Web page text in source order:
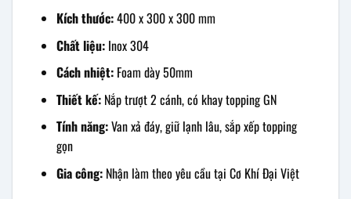
Kích thước:400 x 300 x 300 mm
Chất liệu:Inox 304
Cách nhiệt:Foam dày 50mm
Thiết kế:Nắp trượt 2 cánh, có khay topping GN
Tính năng:Van xả đáy, giữ lạnh lâu, sắp xếp topping
gọn
Gia công:Nhận làm theo yêu cầu tại Cơ Khí Đại Việt